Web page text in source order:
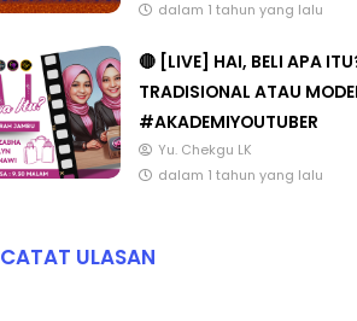
dalam 1 tahun yang lalu
🔴 [LIVE] HAI, BELI APA
TRADISIONAL ATAU
#AKADEMIYOUTUBER
Yu. Chekgu LK
dalam 1 tahun yang lalu
CATAT ULASAN